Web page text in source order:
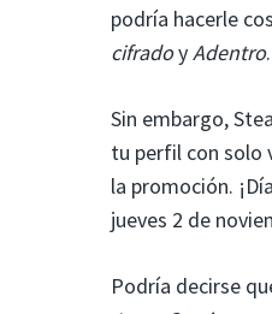
podría hacerle
cifradoyAdentro.
Sin embargo,
tu perfil con solo
la promoción.
jueves 2 de
Podría decirse